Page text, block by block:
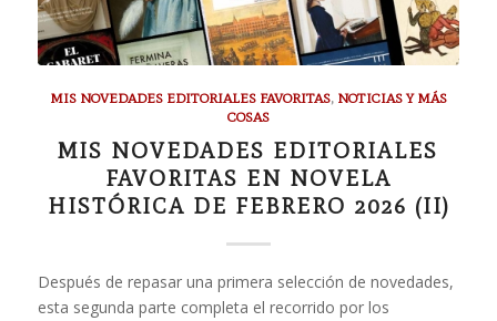
MIS NOVEDADES EDITORIALES FAVORITAS, NOTICIAS Y MÁS
COSAS
MIS NOVEDADES EDITORIALES
FAVORITAS EN NOVELA
HISTÓRICA DE FEBRERO 2026 (II)
Después de repasar una primera selección de novedades,
esta segunda parte completa el recorrido por los